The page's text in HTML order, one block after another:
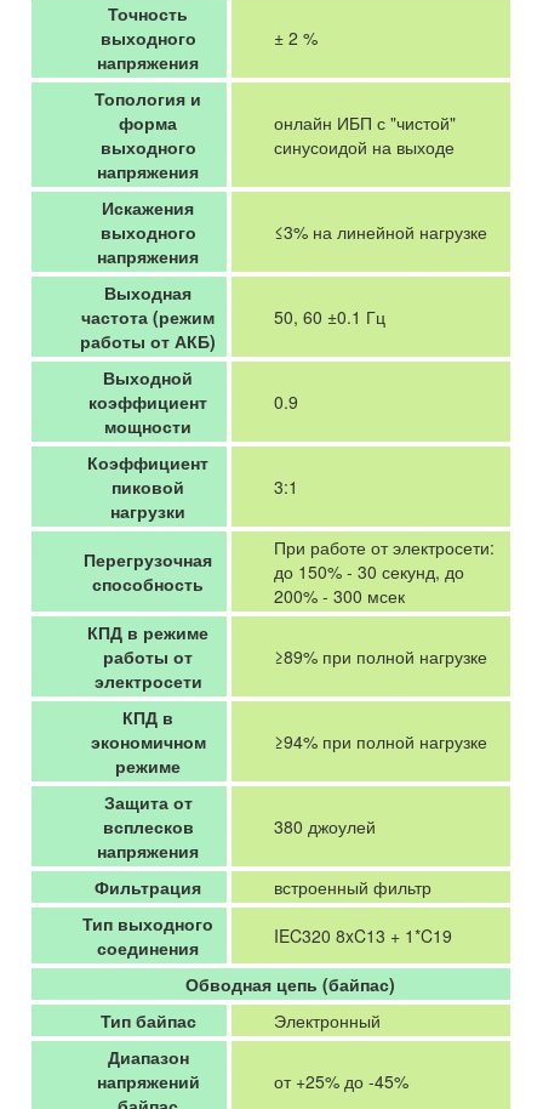
Точность
выходного
напряжения
± 2 %
Топология и
форма
выходного
напряжения
онлайн ИБП с "чистой"
синусоидой на выходе
Искажения
выходного
напряжения
≤3% на линейной нагрузке
Выходная
частота (режим
работы от АКБ)
50, 60 ±0.1 Гц
Выходной
коэффициент
мощности
0.9
Коэффициент
пиковой
нагрузки
3:1
Перегрузочная
способность
При работе от электросети:
до 150% - 30 секунд, до
200% - 300 мсек
КПД в режиме
работы от
электросети
≥89% при полной нагрузке
КПД в
экономичном
режиме
≥94% при полной нагрузке
Защита от
всплесков
напряжения
380 джоулей
Фильтрация
встроенный фильтр
Тип выходного
соединения
IEC320 8xC13 + 1*C19
Обводная цепь (байпас)
Тип байпас
Электронный
Диапазон
напряжений
от +25% до -45%